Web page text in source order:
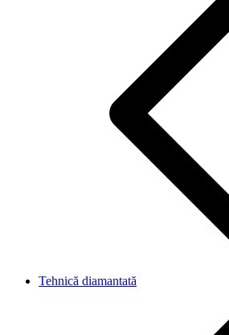
Tehnică diamantată